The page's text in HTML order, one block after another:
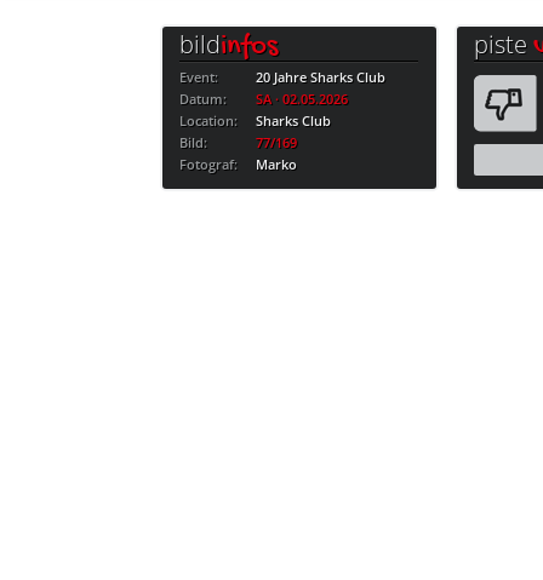
bildinfos
Event:
20 Jahre Sharks Club
Datum:
SA · 02.05.2026
Location:
Sharks Club
Bild:
77/169
Fotograf:
Marko
piste